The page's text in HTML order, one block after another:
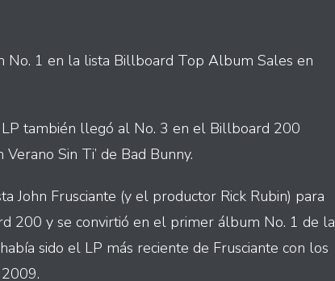
No. 1 en la lista Billboard Top Album Sales en
también llegó al No. 3 en el Billboard 200
Verano Sin Ti’ de Bad Bunny.
John Frusciante (y el productor Rick Rubin) para
200 y se convirtió en el primer álbum No. 1 de la
sido el LP más reciente de Frusciante con los